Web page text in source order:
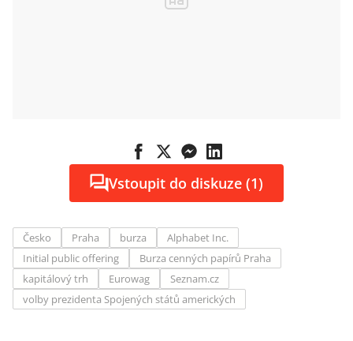
Vstoupit do diskuze (1)
Česko Praha burza
Alphabet Inc.
Initial public offering
Burza cenných papírů Praha
kapitálový trh
Eurowag
Seznam.cz
volby prezidenta Spojených států amerických